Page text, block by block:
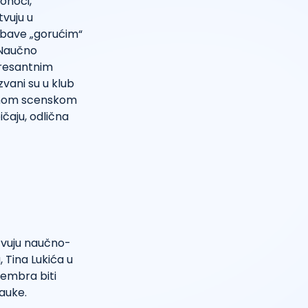
u
„gorućim“
su u klub
scenskom
odlična
naučno-
Lukića u
biti